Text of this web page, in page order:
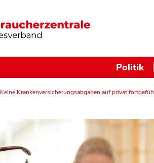
Politik
Keine Krankenversicherungsabgaben auf privat